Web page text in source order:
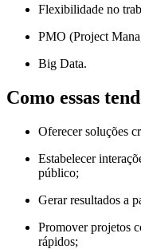
Flexibilidade no
PMO (Project
Big Data.
Como essas
Oferecer soluções
Estabelecer
público;
Gerar resultados a
Promover projetos
rápidos;